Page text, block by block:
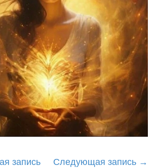
запись Следующая запись →